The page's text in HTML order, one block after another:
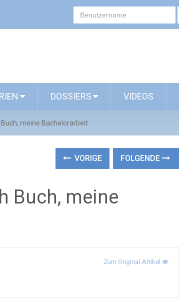
DOSSIERS VIDEOS
Buch, meine Bachelorarbeit
VORIGE FOLGENDE
Buch, meine
Zum Original-Artikel